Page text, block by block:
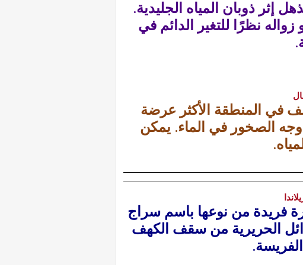
إثر ذوبان المياه الجليدية.
نظرًا للتغير الدائم في
في المنطقة الأكثر عرضة
الصخور في الماء. يمكن
فريدة من نوعها باسم سراج
الحريرية من سقف الكهف